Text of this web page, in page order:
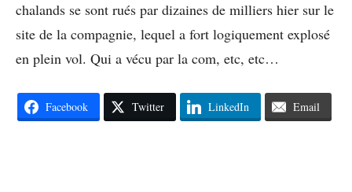
chalands se sont rués par dizaines de milliers hier sur le
site de la compagnie, lequel a fort logiquement explosé
en plein vol. Qui a vécu par la com, etc, etc…
Facebook Twitter LinkedIn Email